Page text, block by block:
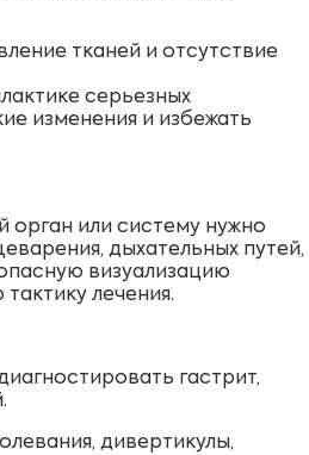
тканей и отсутствие
серьезных
изменения и избежать
орган или систему нужно
дыхательных путей,
визуализацию
лечения.
гастрит,
дивертикулы,